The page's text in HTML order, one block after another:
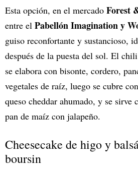
Esta opción, en el mercado Forest
entre el Pabellón Imagination y
guiso reconfortante y sustancioso,
después de la puesta del sol. El
se elabora con bisonte, cordero,
vegetales de raíz, luego se cubre
queso cheddar ahumado, y se sirve
pan de maíz con jalapeño.
Cheesecake de higo y
boursin